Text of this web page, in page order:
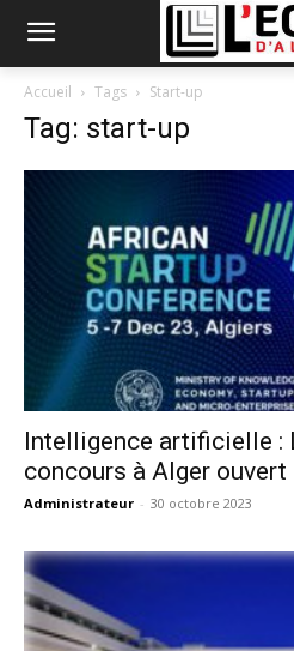
Accueil Tags Start-up
Tag: start-up
Intelligence artificielle :
concours à Alger ouvert
Administrateur - 30 octobre 2023